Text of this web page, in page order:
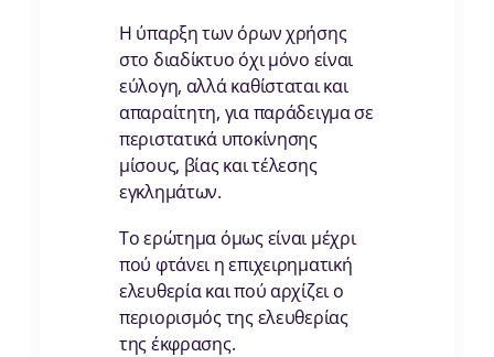
Η ύπαρξη των όρων χρήσης
στο διαδίκτυο όχι μόνο είναι
εύλογη, αλλά καθίσταται και
απαραίτητη, για παράδειγμα σε
περιστατικά υποκίνησης
μίσους, βίας και τέλεσης
εγκλημάτων.
Το ερώτημα όμως είναι μέχρι
πού φτάνει η επιχειρηματική
ελευθερία και πού αρχίζει ο
περιορισμός της ελευθερίας
της έκφρασης.